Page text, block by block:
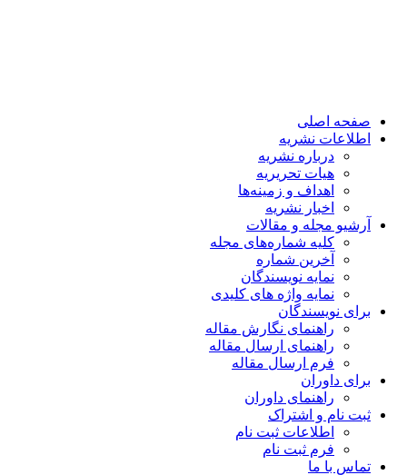
صفحه اصلی
اطلاعات نشریه
درباره نشریه
هیات تحریریه
اهداف و زمینه‌ها
اخبار نشریه
آرشیو مجله و مقالات
کلیه شماره‌های مجله
آخرین شماره
نمایه نویسندگان
نمایه واژه های کلیدی
برای نویسندگان
راهنمای نگارش مقاله
راهنمای ارسال مقاله
فرم ارسال مقاله
برای داوران
راهنمای داوران
ثبت نام و اشتراک
اطلاعات ثبت نام
فرم ثبت نام
تماس با ما